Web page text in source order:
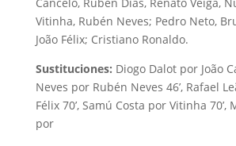
Cancelo, Rubén Días, Renato Veiga,
Vitinha, Rubén Neves; Pedro Neto,
João Félix; Cristiano Ronaldo.
Sustituciones: Diogo Dalot por João
Neves por Rubén Neves 46’, Rafael
Félix 70’, Samú Costa por Vitinha
por